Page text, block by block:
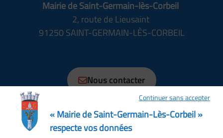
Mairie de Saint-Germain-lès-Corbeil
2, route de Lieusaint
91250 SAINT-GERMAIN-LÈS-CORBEIL
Nous contacter
Lundi, Mardi, Jeudi, Vendredi : 08:30 à 12:15, 13:30 à
17:30
Continuer sans accepter
« Mairie de Saint-Germain-Lès-Corbeil »
respecte vos données